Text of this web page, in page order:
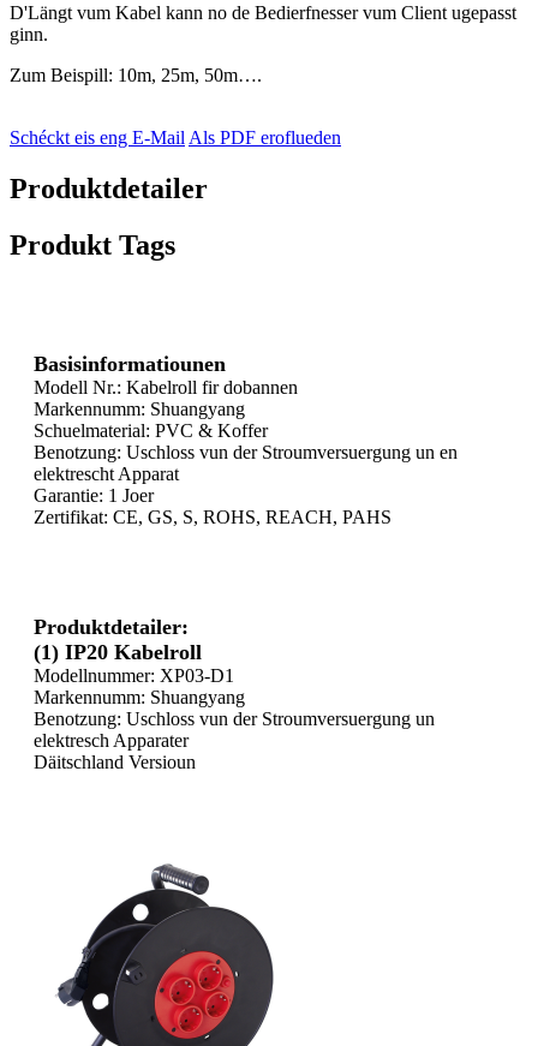
D'Längt vum Kabel kann no de Bedierfnesser vum Client ugepasst
ginn.
Zum Beispill: 10m, 25m, 50m….
Schéckt eis eng E-Mail Als PDF eroflueden
Produktdetailer
Produkt Tags
Basisinformatiounen
Modell Nr.: Kabelroll fir dobannen
Markennumm: Shuangyang
Schuelmaterial: PVC & Koffer
Benotzung: Uschloss vun der Stroumversuergung un en
elektrescht Apparat
Garantie: 1 Joer
Zertifikat: CE, GS, S, ROHS, REACH, PAHS
Produktdetailer:
(1) IP20 Kabelroll
Modellnummer: XP03-D1
Markennumm: Shuangyang
Benotzung: Uschloss vun der Stroumversuergung un
elektresch Apparater
Däitschland Versioun